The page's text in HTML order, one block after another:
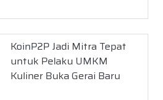
KoinP2P Jadi Mitra Tepat
untuk Pelaku UMKM
Kuliner Buka Gerai Baru